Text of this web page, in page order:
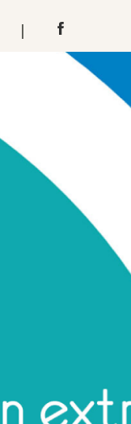
Partager
Facebook